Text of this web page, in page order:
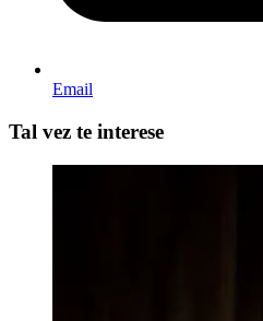
Email
Tal vez te interese